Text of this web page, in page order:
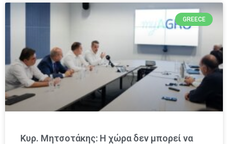
GREECE
Κυρ. Μητσοτάκης: Η χώρα δεν μπορεί να